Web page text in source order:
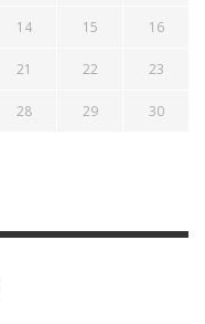
14 15 16
21 22 23
28 29 30